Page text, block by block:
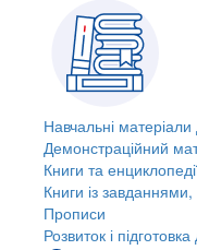
Навчальні
Демонстраційний
Книги та
Книги із завданнями,
Прописи
Розвиток і